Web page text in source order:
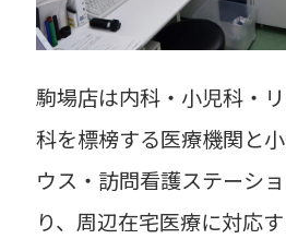
駒場店は内科・小児科・
科を標榜する医療機関と
ウス・訪問看護ステーシ
り、周辺在宅医療に対応